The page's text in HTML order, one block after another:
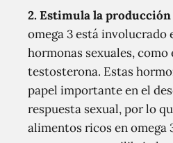
2. Estimula la
omega 3 está involucrado
hormonas sexuales, como
testosterona. Estas
papel importante en el
respuesta sexual, por lo
alimentos ricos en omega